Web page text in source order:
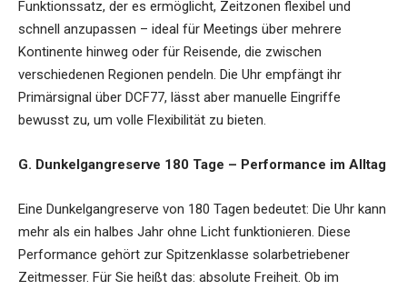
Funktionssatz, der es ermöglicht, Zeitzonen flexibel und
schnell anzupassen – ideal für Meetings über mehrere
Kontinente hinweg oder für Reisende, die zwischen
verschiedenen Regionen pendeln. Die Uhr empfängt ihr
Primärsignal über DCF77, lässt aber manuelle Eingriffe
bewusst zu, um volle Flexibilität zu bieten.
G. Dunkelgangreserve 180 Tage – Performance im Alltag
Eine Dunkelgangreserve von 180 Tagen bedeutet: Die Uhr kann
mehr als ein halbes Jahr ohne Licht funktionieren. Diese
Performance gehört zur Spitzenklasse solarbetriebener
Zeitmesser. Für Sie heißt das: absolute Freiheit. Ob im